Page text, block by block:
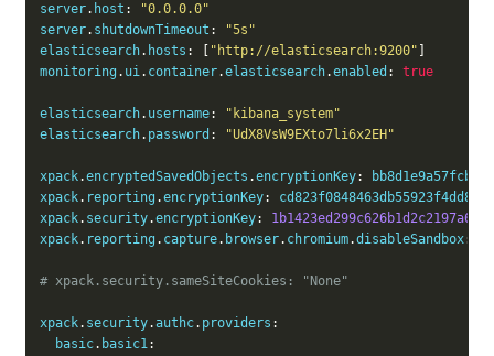
server. host :
"0.0.0.0"
server. shutdownTimeout :
"5s"
elasticsearch. hosts : "http://elasticsearch:9200"
monitoring . ui. container.elasticsearch.enabled : true
elasticsearch. username:
"kibana_system"
elasticsearch. password : "UdX8VsW9EXto7li6x2EH"
xpack.encryptedSavedObjects .encryptionKey:
xpack. reporting .encryptionKey:
xpack. security.encryptionKey:
xpack. reporting . capture. browser. chromium.disableSandbox:
# xpack.security.sameSiteCookies: "None"
xpack. security.authc. providers :
  basic
. basic1: